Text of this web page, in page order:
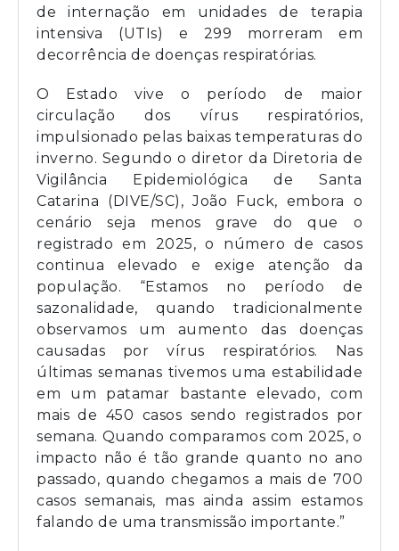
de internação em unidades de terapia
intensiva (UTIs) e 299 morreram em
decorrência de doenças respiratórias.
O Estado vive o período de maior
circulação dos vírus respiratórios,
impulsionado pelas baixas temperaturas do
inverno. Segundo o diretor da Diretoria de
Vigilância Epidemiológica de Santa
Catarina (DIVE/SC), João Fuck, embora o
cenário seja menos grave do que o
registrado em 2025, o número de casos
continua elevado e exige atenção da
população. “Estamos no período de
sazonalidade, quando tradicionalmente
observamos um aumento das doenças
causadas por vírus respiratórios. Nas
últimas semanas tivemos uma estabilidade
em um patamar bastante elevado, com
mais de 450 casos sendo registrados por
semana. Quando comparamos com 2025, o
impacto não é tão grande quanto no ano
passado, quando chegamos a mais de 700
casos semanais, mas ainda assim estamos
falando de uma transmissão importante.”